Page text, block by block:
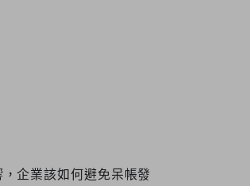
企業該如何避免呆帳發